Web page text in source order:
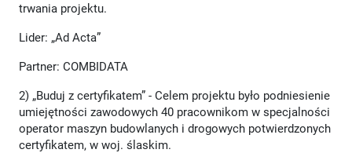
trwania projektu.
Lider: „Ad Acta”
Partner: COMBIDATA
2) „Buduj z certyfikatem” - Celem projektu było podniesienie
umiejętności zawodowych 40 pracownikom w specjalności
operator maszyn budowlanych i drogowych potwierdzonych
certyfikatem, w woj. ślaskim.